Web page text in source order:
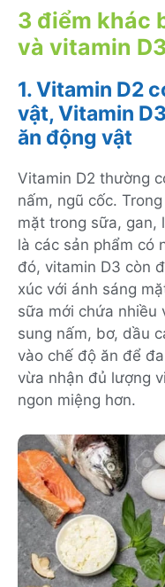
3 điểm khác
và vitamin D3
1. Vitamin D2
vật, Vitamin
ăn động vật
Vitamin D2 thường
nấm, ngũ cốc.
mặt trong sữa, gan,
là các sản phẩm có
đó, vitamin D3 còn
xúc với ánh sáng
sữa mới chứa nhiều
sung nấm, bơ, dầu
vào chế độ ăn để
vừa nhận đủ lượng
ngon miệng hơn.